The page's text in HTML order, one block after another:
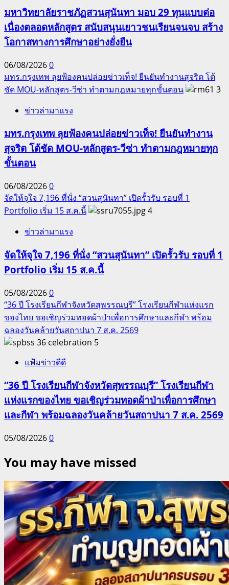
มหาวิทยาลัยราชภัฏสวนสุนันทา มอบ 29 ทุนแบบต่อ
เนื่องตลอดหลักสูตร สนับสนุนเยาวชนเรียนจนจบ สร้าง
โอกาสทางการศึกษาอย่างยั่งยืน
06/08/20260
มทร.กรุงเทพ ลุยฟ้องคนปล่อยข่าวเท็จ! ยืนยันทำงานสุจริต โต้
ชัด MOU-หลักสูตร-วีซ่า ทำตามกฎหมายทุกขั้นตอน
3
ข่าวล่ามาแรง
มทร.กรุงเทพ ลุยฟ้องคนปล่อยข่าวเท็จ! ยืนยันทำงาน
สุจริต โต้ชัด MOU-หลักสูตร-วีซ่า ทำตามกฎหมายทุก
ขั้นตอน
06/08/20260
จัดให้จุใจ 7,196 ที่นั่ง “สวนสุนันทา” เปิดรั้วรับ รอบที่ 1
Portfolio เริ่ม 15 ส.ค.นี้
4
ข่าวล่ามาแรง
จัดให้จุใจ 7,196 ที่นั่ง “สวนสุนันทา” เปิดรั้วรับ รอบที่ 1
Portfolio เริ่ม 15 ส.ค.นี้
05/08/20260
“36 ปี โรงเรียนกีฬาจังหวัดสุพรรณบุรี” โรงเรียนกีฬาแห่งแรก
ของไทย ขอเชิญร่วมทอดผ้าป่าเพื่อการศึกษาและกีฬา พร้อม
ฉลองวันคล้ายวันสถาปนา 7 ส.ค. 2569
5
แฟ้มข่าวดีดี
“36 ปี โรงเรียนกีฬาจังหวัดสุพรรณบุรี” โรงเรียนกีฬา
แห่งแรกของไทย ขอเชิญร่วมทอดผ้าป่าเพื่อการศึกษา
และกีฬา พร้อมฉลองวันคล้ายวันสถาปนา 7 ส.ค. 2569
05/08/20260
You may have missed